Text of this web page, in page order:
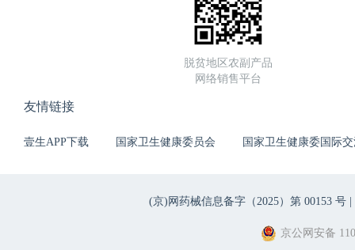
脱贫地区农副产品
网络销售平台
友情链接
壹生APP下载 国家卫生健康委员会 国家卫生健康委国际
(京)网药械信息备字（2025）第 00153 号 |
京公网安备